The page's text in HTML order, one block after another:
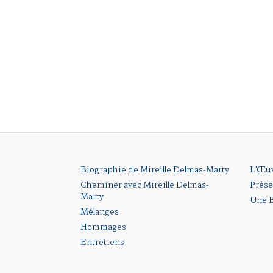
Biographie de Mireille Delmas-Marty
Cheminer avec Mireille Delmas-
Marty
Mélanges
Hommages
Entretiens
Une